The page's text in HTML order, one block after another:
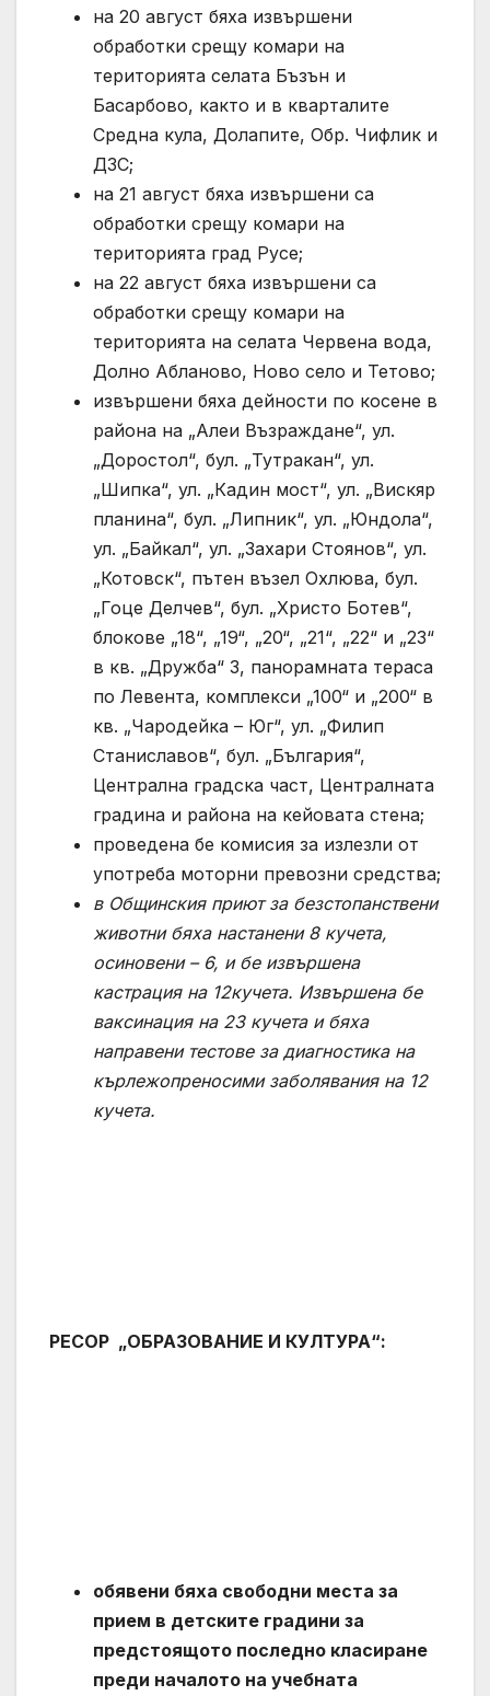
на 20 август бяха извършени
обработки срещу комари на
територията селата Бъзън и
Басарбово, както и в кварталите
Средна кула, Долапите, Обр. Чифлик и
ДЗС;
на 21 август бяха извършени са
обработки срещу комари на
територията град Русе;
на 22 август бяха извършени са
обработки срещу комари на
територията на селата Червена вода,
Долно Абланово, Ново село и Тетово;
извършени бяха дейности по косене в
района на „Алеи Възраждане“, ул.
„Доростол“, бул. „Тутракан“, ул.
„Шипка“, ул. „Кадин мост“, ул. „Вискяр
планина“, бул. „Липник“, ул. „Юндола“,
ул. „Байкал“, ул. „Захари Стоянов“, ул.
„Котовск“, пътен възел Охлюва, бул.
„Гоце Делчев“, бул. „Христо Ботев“,
блокове „18“, „19“, „20“, „21“, „22“ и „23“
в кв. „Дружба“ 3, панорамната тераса
по Левента, комплекси „100“ и „200“ в
кв. „Чародейка – Юг“, ул. „Филип
Станиславов“, бул. „България“,
Централна градска част, Централната
градина и района на кейовата стена;
проведена бе комисия за излезли от
употреба моторни превозни средства;
в Oбщинския приют за безстопанствени
животни бяха настанени 8 кучета,
осиновени – 6, и бе извършена
кастрация на 12кучета. Извършена бе
ваксинация на 23кучета и бяха
направени тестове за диагностика на
кърлежопреносими заболявания на 12
кучета.
РЕСОР „ОБРАЗОВАНИЕ И КУЛТУРА“:
обявени бяха свободни места за
прием в детските градини за
предстоящото последно класиране
преди началото на учебната